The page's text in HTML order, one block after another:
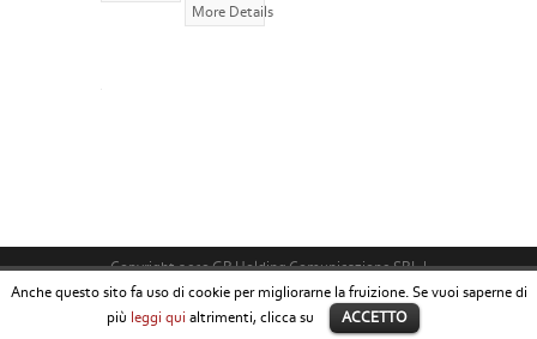
Anche questo sito fa uso di cookie per migliorarne la fruizione. Se vuoi saperne di
più leggi qui altrimenti, clicca su ACCETTO
More Details
Copyright 2013 GP Holding Comunicazione SRL |
Powered by
News & Eventi Editoria Contacts